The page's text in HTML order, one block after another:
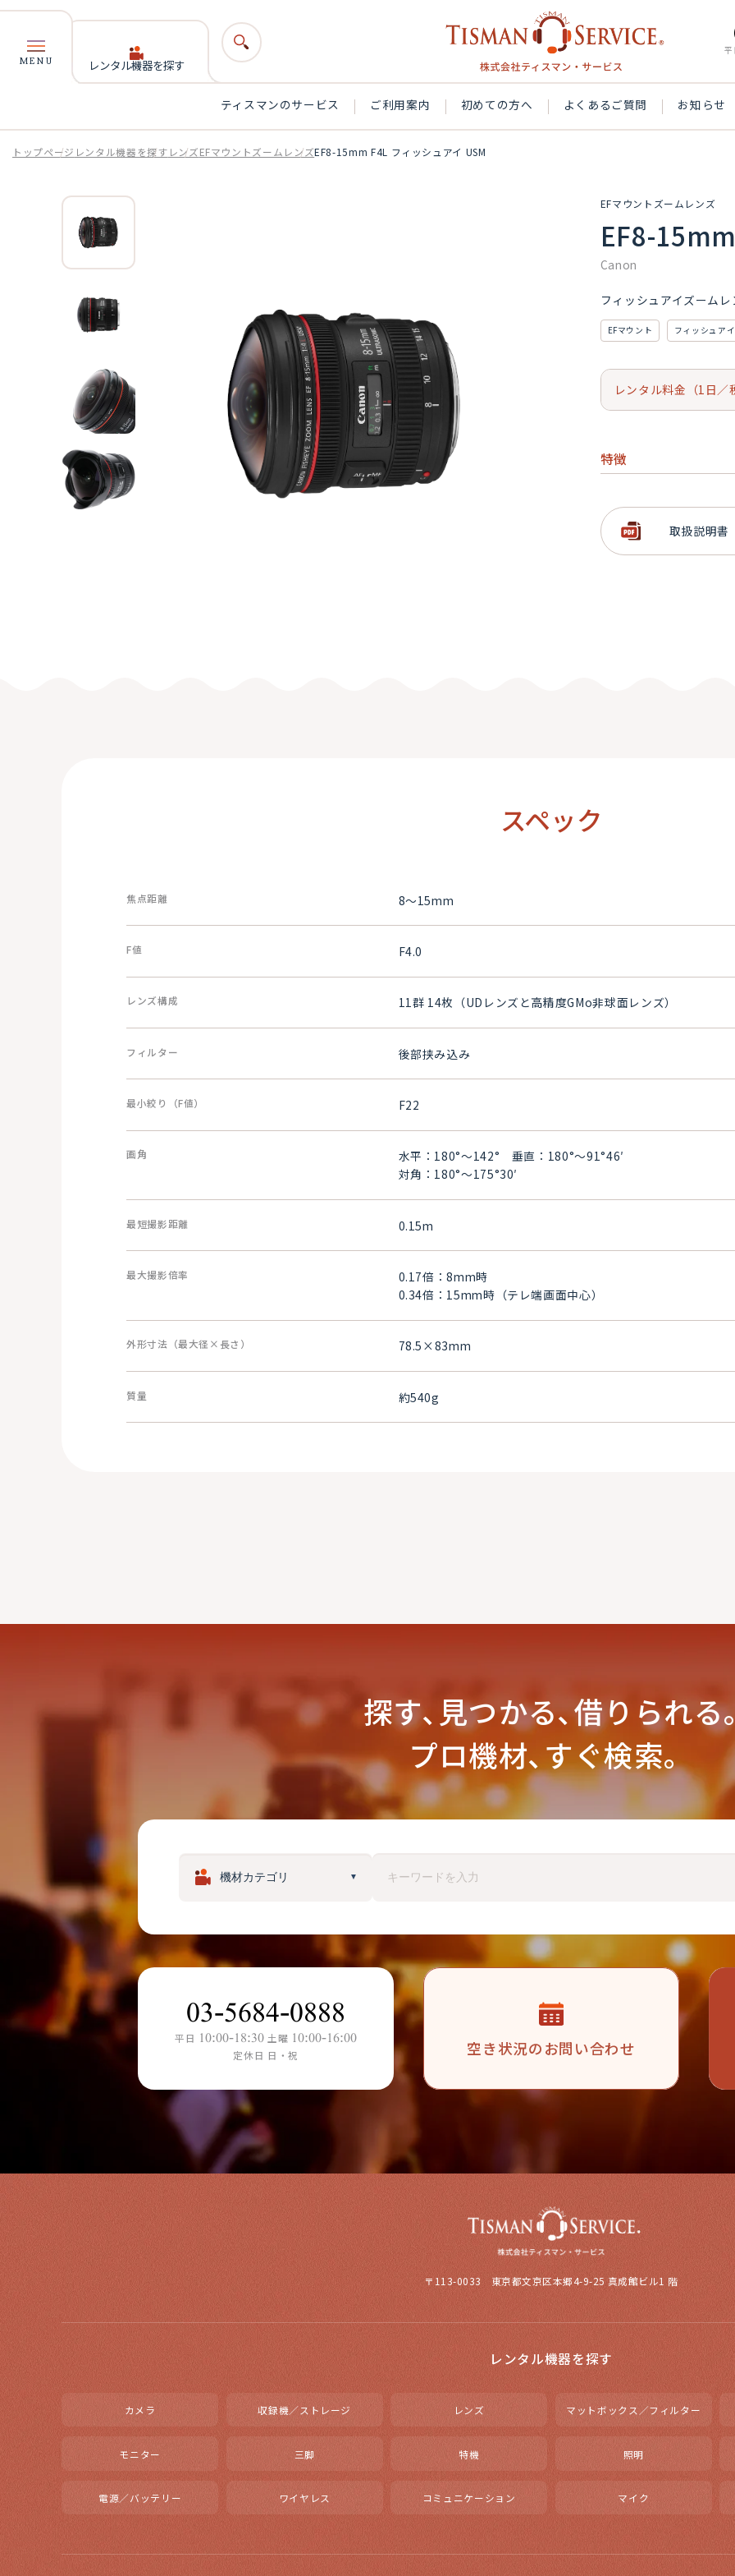
MENU レンタル機器を探す
ティスマンのサービス ご利用案内 初めての方へ よくあるご質問 お知らせ
トップページ レンタル機器を探す レンズEFマウントズームレンズEF8-15mm F4L フィッシュアイ USM
EFマウントズームレンズ
EF8-
Canon
フィッシュアイズームレ
EFマウント フィッシュアイ
レンタル料金（1日／
特徴
撮像画面がフルサイ
魚眼のフィッシュア
取扱説明書
スペック
焦点距離 8～15mm
F値 F4.0
レンズ構成 11群 14枚（UDレンズと高精度GMo非球面レンズ）
フィルター 後部挟み込み
最小絞り（F値） F22
画角
水平：180°～142° 垂直：180°～91°46′
対角：180°～175°30′
最短撮影距離 0.15m
最大撮影倍率
0.17倍：8mm時
0.34倍：15mm時（テレ端画面中心）
外形寸法（最大径×長さ） 78.5×83mm
質量 約540g
探す､見つかる､借りられる
プロ機材､すぐ検索。
▼
03-5684-0888
平日 10:00-18:30 土曜 10:00-16:00
定休日 日・祝 空き状況のお問い合わせ
〒113-0033 東京都文京区本郷4-9-25 真成館ビル1 階
レンタル機器を探す
カメラ 収録機／ストレージ レンズ マットボックス／フィルター
モニター 三脚 特機 照明
電源／バッテリー ワイヤレス コミュニケーション マイク